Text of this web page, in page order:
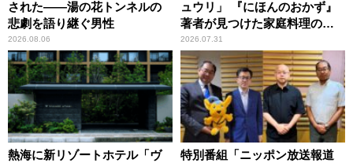
された――湯の花トンネルの
悲劇を語り継ぐ男性
2026.08.06
ュウリ」 『にほんのおかず』
著者が見つけた家庭料理の知
恵
2026.07.31
熱海に新リゾートホテル「ヴ
特別番組「ニッポン放送報道